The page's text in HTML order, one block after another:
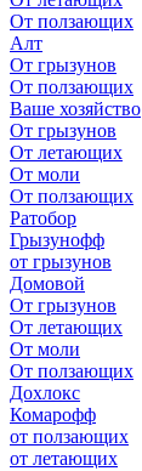
От ползающих
Алт
От грызунов
От ползающих
Ваше хозяйство
От грызунов
От летающих
От моли
От ползающих
Ратобор
Грызунофф
от грызунов
Домовой
От грызунов
От летающих
От моли
От ползающих
Дохлокс
Комарофф
от ползающих
от летающих